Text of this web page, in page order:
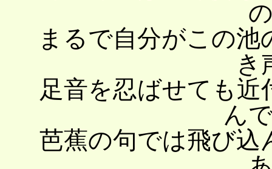
まるで自分がこの
き
足音を忍ばせても
ん
芭蕉の句では飛び込